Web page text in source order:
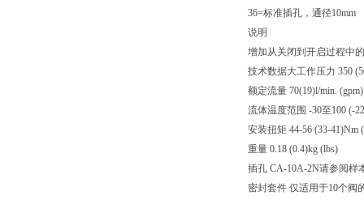
36=标准插孔，通径10mm
说明
增加从关闭到开启过程中
技术数据大工作压力 350
额定流量 70(19)l/min. (gpm)
流体温度范围 -30至100 (-
安装扭矩 44-56 (33-41)Nm
重量 0.18 (0.4)kg (lbs)
插孔 CA-10A-2N请参阅样
密封套件 仅适用于10个阀